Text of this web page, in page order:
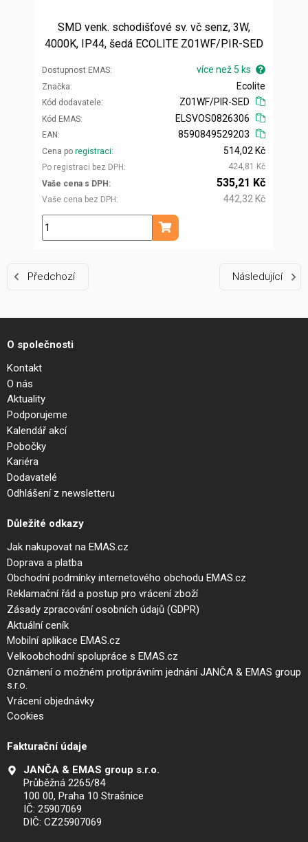
SMD venk. schodišťové sv. vč senz, 3W,
4000K, IP44, šedá ECOLITE Z01WF/PIR-SED
Dostupnost EMAS více než 5 ks
Značka
Kód dodavatele
Ecolite
Z01WF/PIR-SED
Kód EMAS
EAN
ELSVOS0826306
8590849529203
Cena po registraci
Po registraci bez DPH
514,02 Kč
424,81 Kč
Vaše cena s DPH
Vaše cena bez DPH
535,21 Kč
442,32 Kč
ks
Přidat do košíku
Předchozí Následující
O společnosti
Kontakt
O nás
Aktuality
Podporujeme
Kalendář akcí
Pobočky
Kariéra
Dodavatelé
Odhlášení z newsletteru
Důležité odkazy
Jak nakupovat na EMAS.cz
Doprava a platba
Obchodní podmínky internetového obchodu EMAS.cz
Reklamační řád a postup pro vrácení zboží
Zásady zpracování osobních údajů (GDPR)
Aktuální ceník
Mobilní aplikace EMAS.cz
Velkoobchodní spolupráce s EMAS.cz
Oznámení o možném protiprávním jednání JANČA & EMAS group
s.r.o.
Vrácení objednávky
Cookies
Fakturační údaje
JANČA & EMAS group s.r.o.
Průběžná 2265/84
100 00, Praha 10 Strašnice
IČ: 25907069
DIČ: CZ25907069